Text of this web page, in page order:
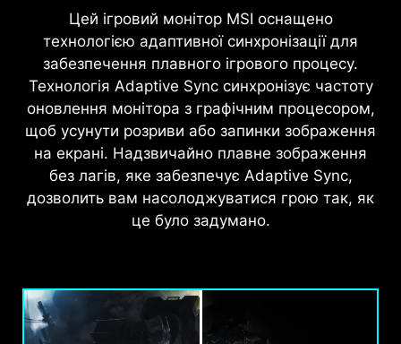
Цей ігровий монітор MSI оснащено
технологією адаптивної синхронізації для
забезпечення плавного ігрового процесу.
Технологія Adaptive Sync синхронізує частоту
оновлення монітора з графічним процесором,
щоб усунути розриви або запинки зображення
на екрані. Надзвичайно плавне зображення
без лагів, яке забезпечує Adaptive Sync,
дозволить вам насолоджуватися грою так, як
це було задумано.